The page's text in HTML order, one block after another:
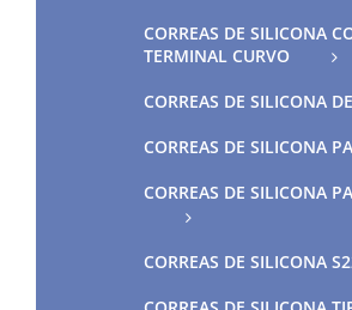
CORREAS DE SILICONA
TERMINAL CURVO
CORREAS DE SILICONA
CORREAS DE SILICONA
CORREAS DE SILICONA
CORREAS DE SILICONA